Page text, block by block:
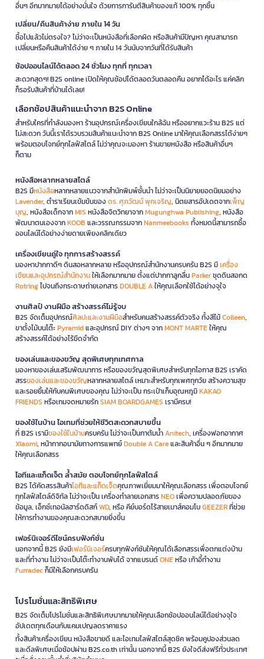
อื่นๆ อีกมากมายได้อย่างมั่นใจ ด้วยการการันตีสินค้าของแท้ 100% ทุกชิ้น
เปลี่ยน/คืนสินค้าง่าย ภายใน 14 วัน
ซื้อไปแล้วไม่ตรงใจ? ไม่ว่าจะเป็นหนังสือที่เลือกผิด หรือสินค้ามีปัญหา คุณสามารถ
เปลี่ยนหรือคืนสินค้าได้ง่าย ๆ ภายใน 14 วันนับจากวันที่ได้รับสินค้า
ช้อปออนไลน์ได้ตลอด 24 ชั่วโมง ทุกที่ ทุกเวลา
สะดวกสุดๆ! B2S online เปิดให้คุณช้อปได้ตลอดวันตลอดคืน อยากได้อะไร แค่คลิก
ก็รอรับสินค้าที่บ้านได้เลย!
เลือกช้อปสินค้าแนะนำจาก B2S Online
สำหรับใครที่กำลังมองหา ร้านอุปกรณ์เครื่องเขียนใกล้ฉัน หรืออยากแวะร้าน B2S แต่
ไม่สะดวก วันนี้เราได้รวบรวมสินค้าแนะนำจาก B2S Online มาให้คุณเลือกสรรได้ง่ายๆ
พร้อมตอบโจทย์ทุกไลฟ์สไตล์ ไม่ว่าคุณจะมองหา ร้านขายหนังสือ หรือสินค้าอื่นๆ
ก็ตาม
หนังสือหลากหลายสไตล์
B2S มีหนังสือหลากหลายแนวจากสำนักพิมพ์ชั้นนำ ไม่ว่าจะเป็นนิยายยอดนิยมอย่าง
Lavender, ตำราเรียนเข้มข้นของดร. ศุภวัฒน์ พุกเจริญ, นิตยสารอัปเดตจากเพ็ญ
บุญ, หนังสือเด็กจากMIS หนังสือจิตวิทยาจากMugunghwa Publishing, หนังสือ
พัฒนาตนเองจากKOOB และวรรณกรรมจากNanmeebooks ทั้งหมดนี้สามารถซื้อ
ออนไลน์ได้อย่างง่ายดายเพียงคลิกเดียว
เครื่องเขียนคู่ใจ ทุกการสร้างสรรค์
มองหาปากกาดีๆ ดินสอหลากหลาย หรืออุปกรณ์สำนักงานครบครัน B2S มีเครื่อง
เขียนและอุปกรณ์สำนักงานให้เลือกมากมาย ตั้งแต่ปากกาลูกลื่นParkerชุดดินสอกด
Rotringไปจนถึงกระดาษถ่ายเอกสารDOUBLE Aให้คุณเลือกใช้ได้อย่างจุใจ
งานศิลป์ งานฝีมือ สร้างสรรค์ไม่รู้จบ
B2S จัดเต็มอุปกรณ์ศิลปะและงานฝีมือสำหรับคนสร้างสรรค์ตัวจริง ทั้งสีไม้Colleen,
ขาตั้งไม้บนโต๊ะPyramidและอุปกรณ์ DIY ต่างๆ จากMONT MARTEให้คุณ
สร้างสรรค์ได้อย่างไร้ขีดจำกัด
ของเล่นและของขวัญ สุดพิเศษทุกเทศกาล
มองหาของเล่นเสริมพัฒนาการ หรือของขวัญสุดพิเศษสำหรับทุกโอกาส B2S เราคัด
สรรของเล่นและของขวัญหลากหลายสไตล์ เหมาะสำหรับทุกเพศทุกวัย สร้างความสุข
และรอยยิ้มให้กับคนพิเศษของคุณ ไม่ว่าจะเป็น กระเป๋าเก็บอุณหภูมิKAKAO
FRIENDS หรือเกมจดหมายรักSIAM BOARDGAMES เรามีครบ!
ของใช้ในบ้าน ไอเทมที่ช่วยให้ชีวิตสะดวกสบายขึ้น
ที่ B2S เรามีของใช้ในบ้านครบครัน ไม่ว่าจะเป็นกาต้มน้ำAnitech, เครื่องฟอกอากาศ
Xiaomi, หน้ากากอนามัยทางการแพทย์Double A Careและสินค้าอื่น ๆ อีกมากมาย
ให้คุณเลือกสรร
ไอทีและแก็ดเจ็ต ล้ำสมัย ตอบโจทย์ทุกไลฟ์สไตล์
B2S ได้คัดสรรสินค้าไอทีและแก็ดเจ็ตคุณภาพเยี่ยมมาให้คุณเลือกสรร เพื่อตอบโจทย์
ทุกไลฟ์สไตล์ดิจิทัล ไม่ว่าจะเป็น เครื่องทำลายเอกสารNEOเพื่อความปลอดภัยของ
ข้อมูล, เอ็กซ์เทอนัลฮาร์ดดิสก์WD, หรือ คีย์บอร์ดไร้สายเมาส์คอมโบGEEZERที่ช่วย
ให้การทำงานของคุณสะดวกสบายยิ่งขึ้น
เฟอร์นิเจอร์ดีไซน์ครบฟังก์ชั่น
นอกจากนี้ B2S ยังมีเฟอร์นิเจอร์ครบทุกฟังก์ชันให้คุณได้เลือกสรรเพื่อตกแต่งบ้าน
และที่ทำงาน ไม่ว่าจะเป็นโต๊ะทำงานพับได้ จากแบรนด์ONEหรือ เก้าอี้ทำงาน
Furradecก็มีให้เลือกครบครัน
โปรโมชั่นและสิทธิพิเศษ
B2S จัดเต็มโปรโมชั่นและสิทธิพิเศษมากมายให้คุณเลือกช้อปออนไลน์ได้อย่างจุใจ
อัปเดตทุกเดือนกับแคมเปญลดราคาแรง
ทั้งสินค้าเครื่องเขียน หนังสือขายดี และไอเทมไลฟ์สไตล์สุดชิค พร้อมคูปองส่วนลด
และดีลพิเศษเมื่อช้อปผ่าน B2S.co.th เท่านั้น นอกจากนี้ B2S ยังใจดีส่งฟรีทั่วประเทศ